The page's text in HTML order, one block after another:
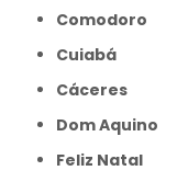
Comodoro
Cuiabá
Cáceres
Dom Aquino
Feliz Natal